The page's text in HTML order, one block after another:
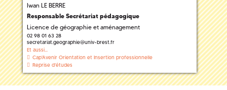
Iwan LE BERRE
Responsable Secrétariat pédagogique
Licence de géographie et aménagement
02 98 01 63 28
secretariat.geographie@univ-brest.fr
Et aussi...
Cap'Avenir Orientation et Insertion professionnelle
Reprise d'études